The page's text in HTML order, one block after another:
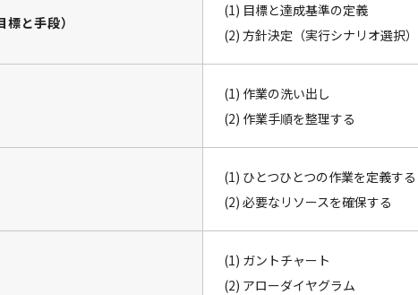
と手段）
(1) 目標と達成基準の定義
(2) 方針決定（実行シナリオ選択）
(1) 作業の洗い出し
(2) 作業手順を整理する
(1) ひとつひとつの作業を定義する
(2) 必要なリソースを確保する
(1) ガントチャート
(2) アローダイヤグラム